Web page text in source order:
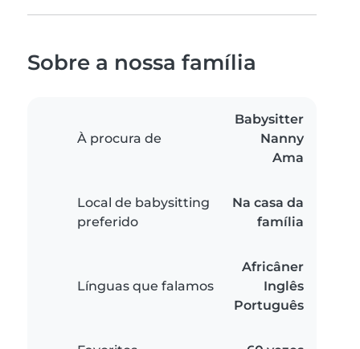
Sobre a nossa família
À procura de
Babysitter
Nanny
Ama
Local de babysitting
preferido
Na casa da
família
Línguas que falamos
Africâner
Inglês
Português